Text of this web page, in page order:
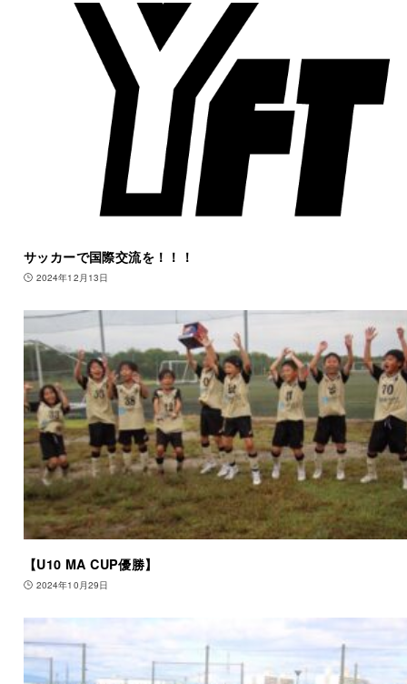
サッカーで国際交流を！！！
2024年12月13日
【U10 MA CUP優勝】
2024年10月29日